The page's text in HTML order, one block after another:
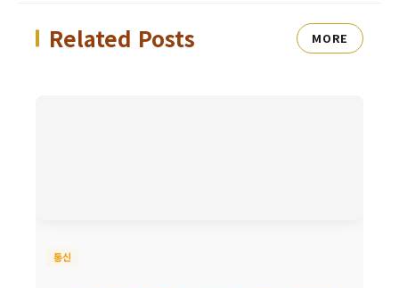
Related Posts MORE
통신